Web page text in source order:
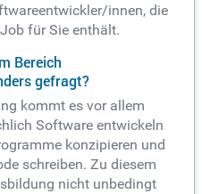
innen, die
für Sie enthält.
Bereich
gefragt?
kommt es vor allem
Software entwickeln
konzipieren und
schreiben. Zu diesem
nicht unbedingt